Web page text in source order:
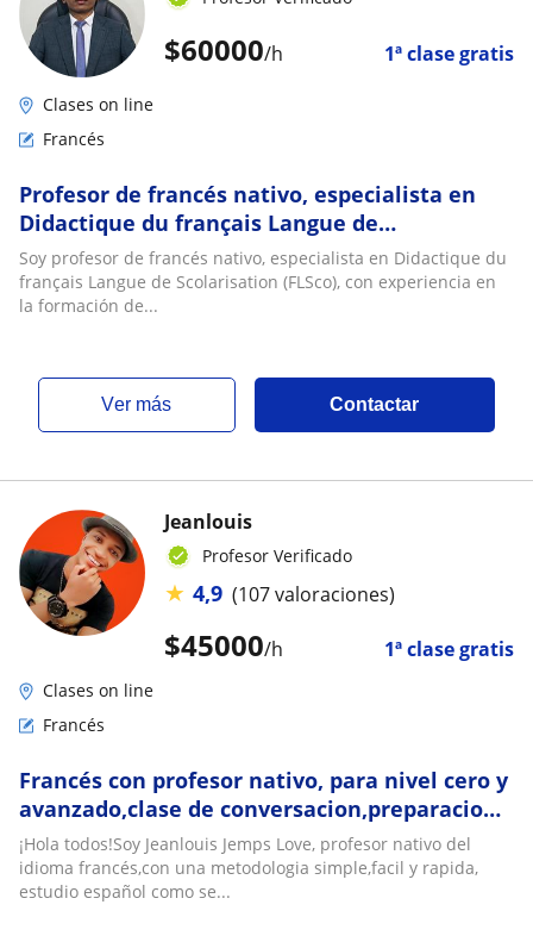
$60000/h 1ª clase gratis
Clases on line
Francés
Profesor de francés nativo, especialista en
Didactique du français Langue de
Scolarisation (FLSco)
Soy profesor de francés nativo, especialista en Didactique du
français Langue de Scolarisation (FLSco), con experiencia en
la formación de...
ver más Contactar
$45000/h 1ª clase gratis
Jeanlouis
Profesor Verificado
★ 4,9 (107 valoraciones)
Clases on line
Francés
Francés con profesor nativo, para nivel cero y
avanzado,clase de conversacion,preparacion
para TCF Québec,DELF,DALF
¡Hola todos!Soy Jeanlouis Jemps Love, profesor nativo del
idioma francés,con una metodologia simple,facil y rapida,
estudio español como se...